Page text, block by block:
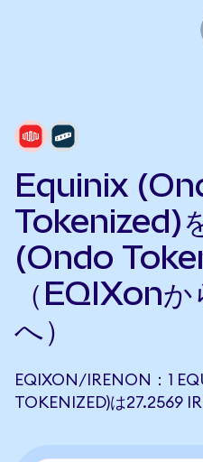
Equinix
Tokenized)
(Ondo
（EQIXon
へ）
EQIXON/IRENON：1
TOKENIZED)は27.2569